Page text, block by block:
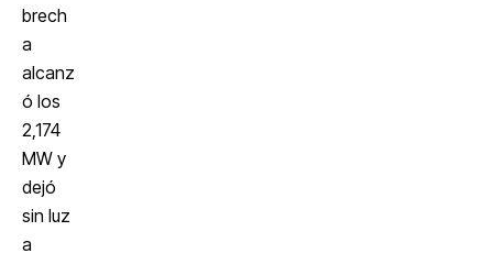
brech
a
alcanz
ó los
2,174
MW y
dejó
sin luz
a